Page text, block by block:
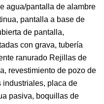
agua/pantalla de alambre
pantalla a base de
de pantalla,
con grava, tubería
ranurado Rejillas de
revestimiento de pozo de
industriales, placa de
pasiva, boquillas de